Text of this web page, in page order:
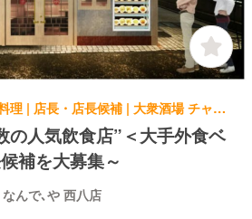
居酒屋, 中華料理・中国料理 | 店長・店長候補 | 大衆酒場 チャオ！なんで､や 西八店
の人気飲食店”＜大手外食ベ
補を大募集～
んで､や 西八店